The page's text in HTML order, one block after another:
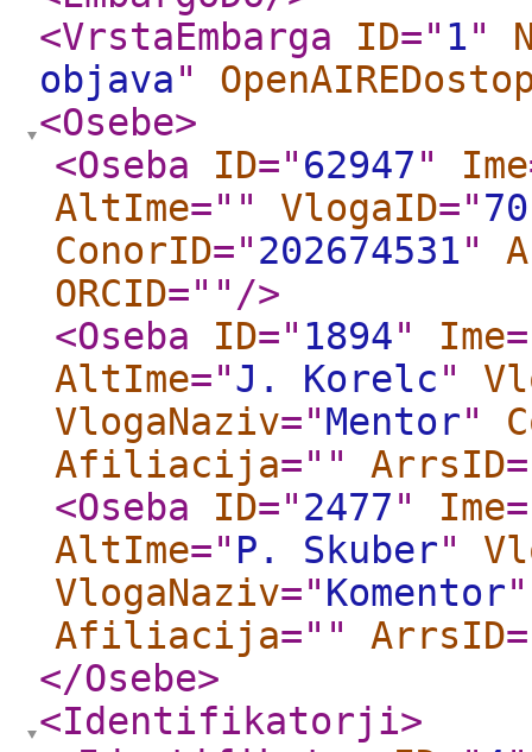
<VrstaEmbarga
ID=" 1"
objava"
<Osebe>
<Oseba
ID="62947" Ime
AltIme=" " VlogaID="70
ConorID="202674531"
ORCID=" " />
<Oseba
ID=" 1894" Ime
AltIme="J. Korelc"
VlogaNaziv="Mentor"
Afiliacija=" " ArrsID
<Oseba
ID="2477" Ime
AltIme=" P. Skuber"
VlogaNaziv="Komentor"
Afiliacija=" " ArrsID
</Osebe>
<Identifikatorji>